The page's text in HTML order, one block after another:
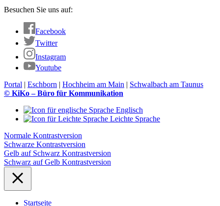
Besuchen Sie uns auf:
Facebook
Twitter
Instagram
Youtube
Portal | Eschborn | Hochheim am Main | Schwalbach am Taunus
© KiKo – Büro für Kommunikation
Englisch
Leichte Sprache
Normale Kontrastversion
Schwarze Kontrastversion
Gelb auf Schwarz Kontrastversion
Schwarz auf Gelb Kontrastversion
Startseite